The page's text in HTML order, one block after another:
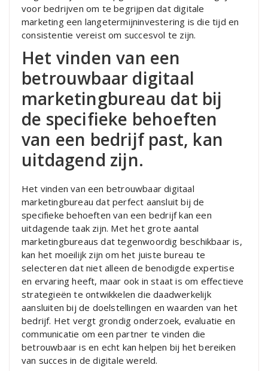
voor bedrijven om te begrijpen dat digitale
marketing een langetermijninvestering is die tijd en
consistentie vereist om succesvol te zijn.
Het vinden van een
betrouwbaar digitaal
marketingbureau dat bij
de specifieke behoeften
van een bedrijf past, kan
uitdagend zijn.
Het vinden van een betrouwbaar digitaal
marketingbureau dat perfect aansluit bij de
specifieke behoeften van een bedrijf kan een
uitdagende taak zijn. Met het grote aantal
marketingbureaus dat tegenwoordig beschikbaar is,
kan het moeilijk zijn om het juiste bureau te
selecteren dat niet alleen de benodigde expertise
en ervaring heeft, maar ook in staat is om effectieve
strategieën te ontwikkelen die daadwerkelijk
aansluiten bij de doelstellingen en waarden van het
bedrijf. Het vergt grondig onderzoek, evaluatie en
communicatie om een ​​partner te vinden die
betrouwbaar is en echt kan helpen bij het bereiken
van succes in de digitale wereld.